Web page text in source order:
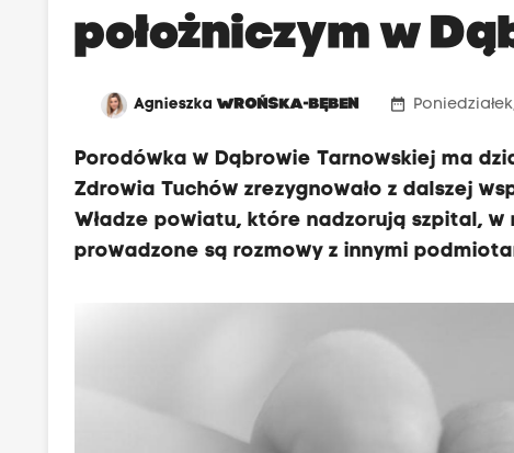
położniczym w
AgnieszkaWROŃSKA-BĘBEN date_range
Porodówka w Dąbrowie Tarnowskiej ma
Zdrowia Tuchów zrezygnowało z dalszej
Władze powiatu, które nadzorują szpital,
prowadzone są rozmowy z innymi